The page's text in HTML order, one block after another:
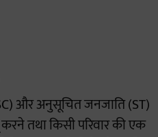
और अनुसूचित जनजाति (ST)
तथा किसी परिवार की एक